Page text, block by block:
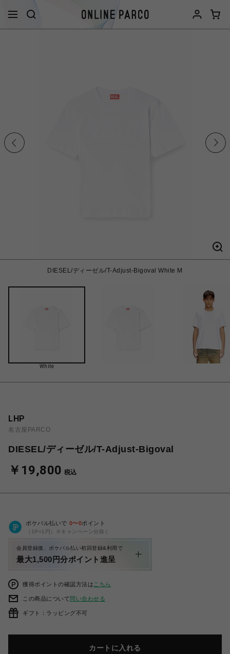
DIESEL/ディーゼル/T-Adjust-Bigoval White M
White
LHP
名古屋PARCO
DIESEL/ディーゼル/T-Adjust-Bigoval
￥19,800 税込
ポケパル払いで 0〜0ポイント
（1P=1円）※キャンペーン分除く
会員登録後、ポケパル払い初回登録&利用で
最大1,500円分ポイント進呈
獲得ポイントの確認方法は こちら
この商品について問い合わせる
ギフト：ラッピング不可
カートに入れる